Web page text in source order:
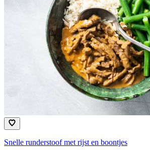
Snelle runderstoof met rijst en boontjes